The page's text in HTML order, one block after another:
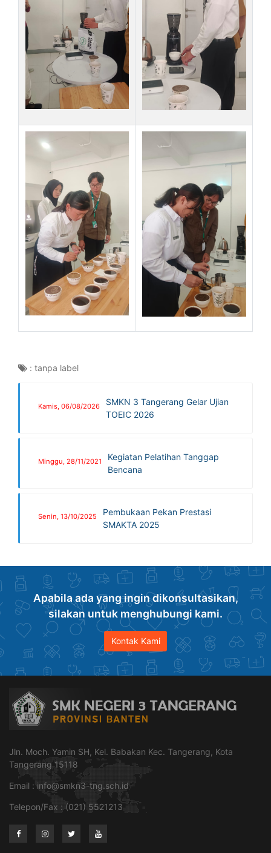
: tanpa label
Kamis, 06/08/2026
SMKN 3 Tangerang Gelar Ujian
TOEIC 2026
Minggu, 28/11/2021
Kegiatan Pelatihan Tanggap
Bencana
Senin, 13/10/2025
Pembukaan Pekan Prestasi
SMAKTA 2025
Apabila ada yang ingin dikonsultasikan,
silakan untuk menghubungi kami.
Kontak Kami
Jln. Moch. Yamin SH, Kel. Babakan Kec. Tangerang, Kota
Tangerang 15118
Email : info@smkn3-tng.sch.id
Telepon/Fax : (021) 5521213